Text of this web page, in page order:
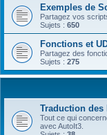
Exemples de
Partagez vos
Sujets : 650
Fonctions et
Partagez des
Sujets : 275
Traduction des
Tout ce qui
avec AutoIt3.